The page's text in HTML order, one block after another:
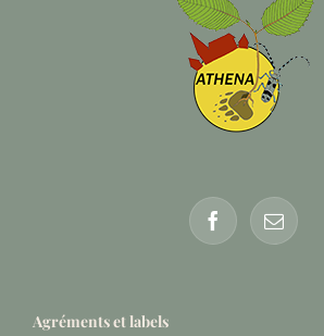
Agréments et labels